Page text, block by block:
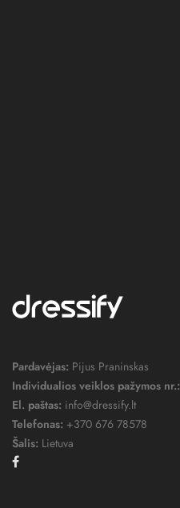
Pardavėjas: Pijus Praninskas
Individualios veiklos pažymos nr.:
El. paštas: info@dressify.lt
Telefonas: +370 676 78578
Šalis: Lietuva